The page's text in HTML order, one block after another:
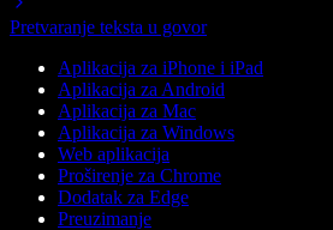
Pretvaranje teksta u govor
Aplikacija za iPhone i iPad
Aplikacija za Android
Aplikacija za Mac
Aplikacija za Windows
Web aplikacija
Proširenje za Chrome
Dodatak za Edge
Preuzimanje